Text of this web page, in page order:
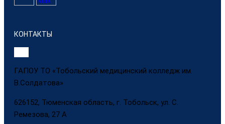
КОНТАКТЫ
ГАПОУ ТО «Тобольский медицинский колледж им.
В.Солдатова»
626152, Тюменская область, г. Тобольск, ул. С.
Ремезова, 27 А